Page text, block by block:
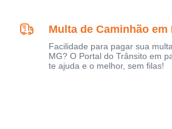
Multa de Caminhão em
Facilidade para pagar sua
MG? O Portal do Trânsito em
te ajuda e o melhor, sem filas!